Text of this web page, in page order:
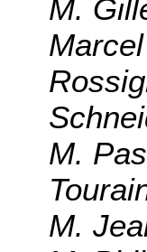
M.
M.
M.